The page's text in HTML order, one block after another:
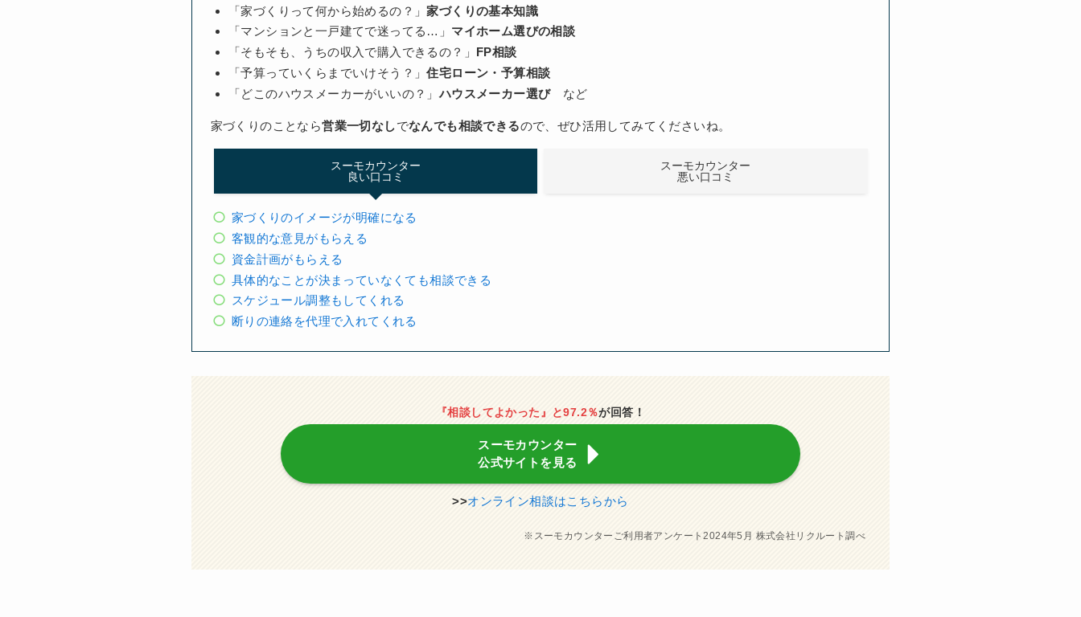
「家づくりって何から始めるの？」家づくりの基本知識
「マンションと一戸建てで迷ってる…」 マイホーム選びの相談
「そもそも、うちの収入で購入できるの？」 FP相談
「予算っていくらまでいけそう？」住宅ローン・予算相談
「どこのハウスメーカーがいいの？」ハウスメーカー選びなど
家づくりのことなら営業一切なしでなんでも相談できるので、ぜひ活用してみてくださいね。
スーモカウンター
良い口コミ
スーモカウンター
悪い口コミ
家づくりのイメージが明確になる
客観的な意見がもらえる
資金計画がもらえる
具体的なことが決まっていなくても相談できる
スケジュール調整もしてくれる
断りの連絡を代理で入れてくれる
『相談してよかった』と97.2％が回答！
スーモカウンター
公式サイトを見る
>>オンライン相談はこちらから
※スーモカウンターご利用者アンケート2024年5月 株式会社リクルート調べ